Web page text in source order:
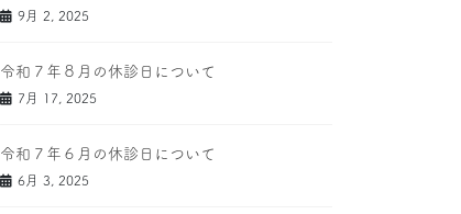
9月 2, 2025
令和７年８月の休診日について
7月 17, 2025
令和７年６月の休診日について
6月 3, 2025